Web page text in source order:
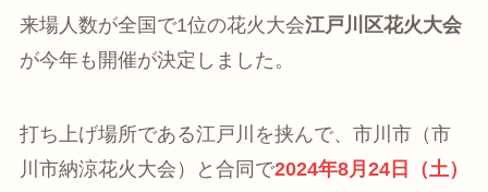
来場人数が全国で1位の花火大会江戸川区花火大会
が今年も開催が決定しました。
打ち上げ場所である江戸川を挟んで、市川市（市
川市納涼花火大会）と合同で2024年8月24日（土）